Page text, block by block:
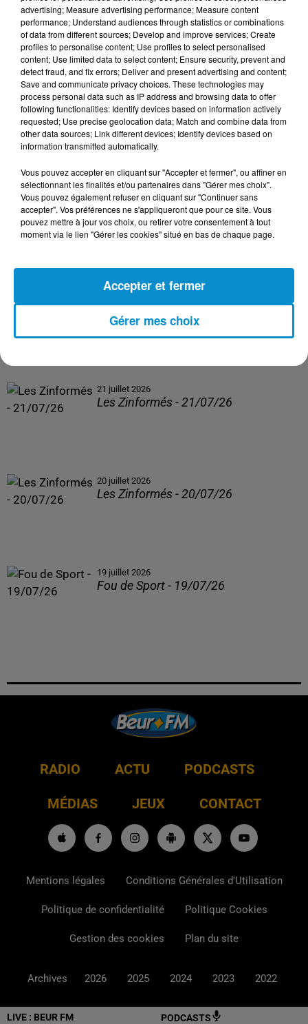
LIVE : BEUR FM PODCASTS
DERNIERS PODCASTS
24 juillet 2026
Les Zinformés - 24/07/26
23 juillet 2026
Les Zinformés - 23/07/26
21 juillet 2026
Les Zinformés - 21/07/26
20 juillet 2026
Les Zinformés - 20/07/26
19 juillet 2026
Fou de Sport - 19/07/26
RADIO ACTU PODCASTS
MÉDIAS JEUX CONTACT
Mentions légales Conditions Générales d'Utilisation
Politique de confidentialité Politique Cookies
Gestion des cookies Plan du site
Archives 2026 2025 2024 2023 2022
advertising; Measure advertising performance; Measure content
performance; Understand audiences through statistics or combinations
of data from different sources; Develop and improve services; Create
profiles to personalise content; Use profiles to select personalised
content; Use limited data to select content; Ensure security, prevent and
detect fraud, and fix errors; Deliver and present advertising and content;
Save and communicate privacy choices. These technologies may
process personal data such as IP address and browsing data to offer
following functionalities: Identify devices based on information actively
requested; Use precise geolocation data; Match and combine data from
other data sources; Link different devices; Identify devices based on
information transmitted automatically.
Vous pouvez accepter en cliquant sur "Accepter et fermer", ou affiner en
sélectionnant les finalités et/ou partenaires dans "Gérer mes choix".
Vous pouvez également refuser en cliquant sur "Continuer sans
accepter". Vos préférences ne s'appliqueront que pour ce site. Vous
pouvez mettre à jour vos choix, ou retirer votre consentement à tout
moment via le lien "Gérer les cookies" situé en bas de chaque page.
Gérer mes choix
Accepter et fermer